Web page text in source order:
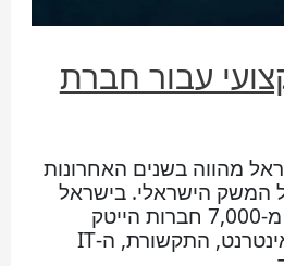
עבור חברת
מהווה בשנים האחרונות
המשק הישראלי. בישראל
פועלות כיום למעלה מ-7,000 חברות הייטק
העוסקות בתחומי האינטרנט, התקשורת, ה-IT